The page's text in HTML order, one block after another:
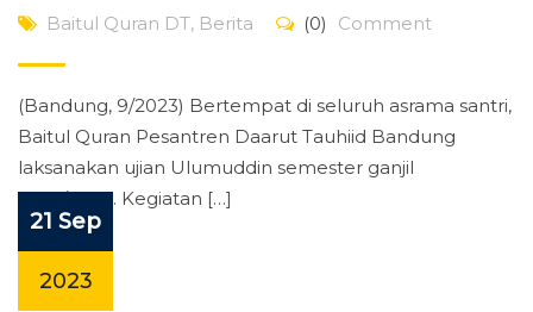
Baitul Quran DT, Berita (0) Comment
(Bandung, 9/2023) Bertempat di seluruh asrama santri,
Baitul Quran Pesantren Daarut Tauhiid Bandung
laksanakan ujian Ulumuddin semester ganjil
2023/2024. Kegiatan […]
21 Sep
2023